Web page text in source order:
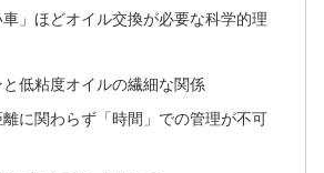
車」ほどオイル交換が必要な科学的理
低粘度オイルの繊細な関係
に関わらず「時間」での管理が不可